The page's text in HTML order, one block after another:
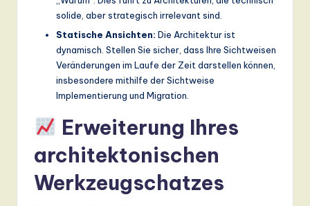
solide, aber strategisch irrelevant sind.
Statische Ansichten: Die Architektur ist
dynamisch. Stellen Sie sicher, dass Ihre Sichtweisen
Veränderungen im Laufe der Zeit darstellen können,
insbesondere mithilfe der Sichtweise
Implementierung und Migration.
Erweiterung Ihres
architektonischen
Werkzeugschatzes